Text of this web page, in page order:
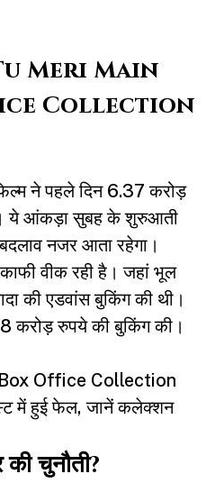
Meri Main
Collection
ने पहले दिन 6.37 करोड़
ये आंकड़ा सुबह के शुरुआती
नजर आता रहेगा।
वीक रही है। जहां भूल
की एडवांस बुकिंग की थी।
करोड़ रुपये की बुकिंग की।
Office Collection
में हुई फेल, जानें कलेक्शन
चुनौती?